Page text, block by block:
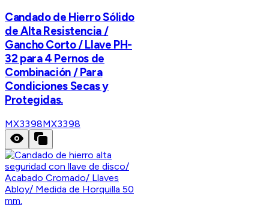
Candado de Hierro Sólido
de Alta Resistencia /
Gancho Corto / Llave PH-
32 para 4 Pernos de
Combinación / Para
Condiciones Secas y
Protegidas.
MX3398MX3398